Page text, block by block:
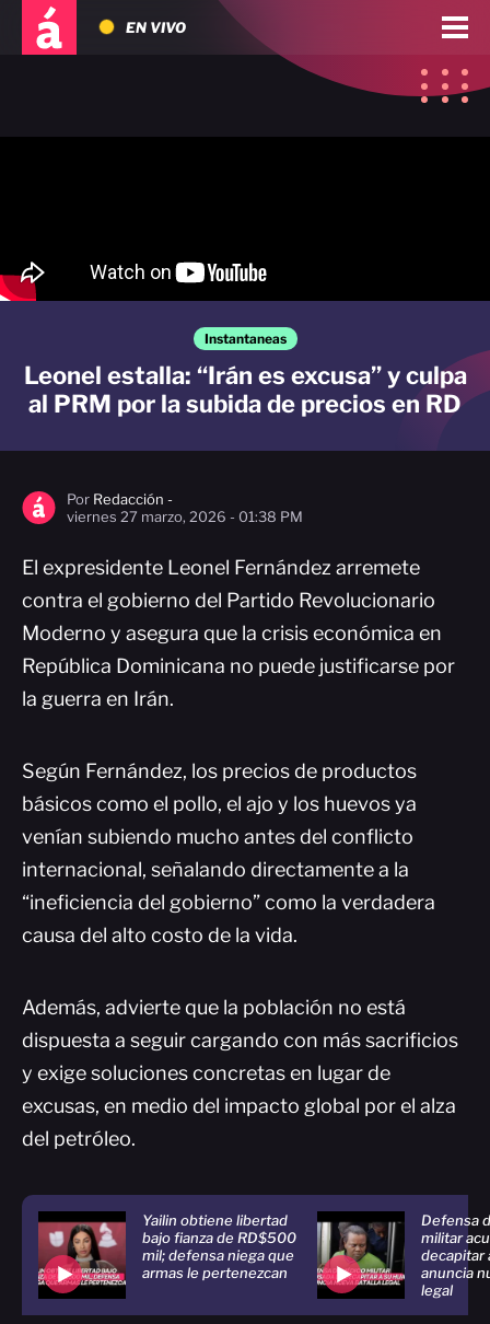
EN VIVO
Instantaneas
Leonel estalla: “Irán es excusa” y culpa
al PRM por la subida de precios en RD
Por Redacción -
viernes 27 marzo, 2026 - 01:38 PM
El expresidente Leonel Fernández arremete
contra el gobierno del Partido Revolucionario
Moderno y asegura que la crisis económica en
República Dominicana no puede justificarse por
la guerra en Irán.
Según Fernández, los precios de productos
básicos como el pollo, el ajo y los huevos ya
venían subiendo mucho antes del conflicto
internacional, señalando directamente a la
“ineficiencia del gobierno” como la verdadera
causa del alto costo de la vida.
Además, advierte que la población no está
dispuesta a seguir cargando con más sacrificios
y exige soluciones concretas en lugar de
excusas, en medio del impacto global por el alza
del petróleo.
Yailin obtiene libertad
bajo fianza de RD$500
mil; defensa niega que
armas le pertenezcan
Defensa
militar
decapitar
anuncia
legal